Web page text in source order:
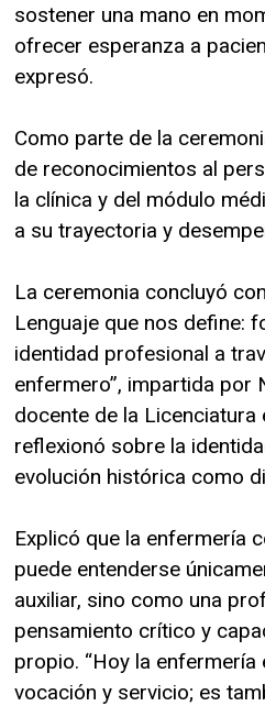
sostener una mano en
ofrecer esperanza a
expresó.
Como parte de la
de reconocimientos al
la clínica y del módulo
a su trayectoria y
La ceremonia concluyó
Lenguaje que nos define:
identidad profesional a
enfermero”, impartida por
docente de la Licenciatura
reflexionó sobre la
evolución histórica como
Explicó que la enfermería
puede entenderse
auxiliar, sino como una
pensamiento crítico y
propio. “Hoy la
vocación y servicio; es